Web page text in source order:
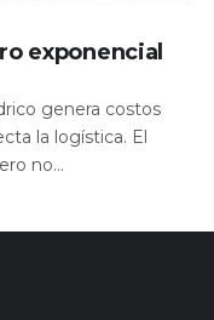
exponencial
genera costos
la logística. El
no...